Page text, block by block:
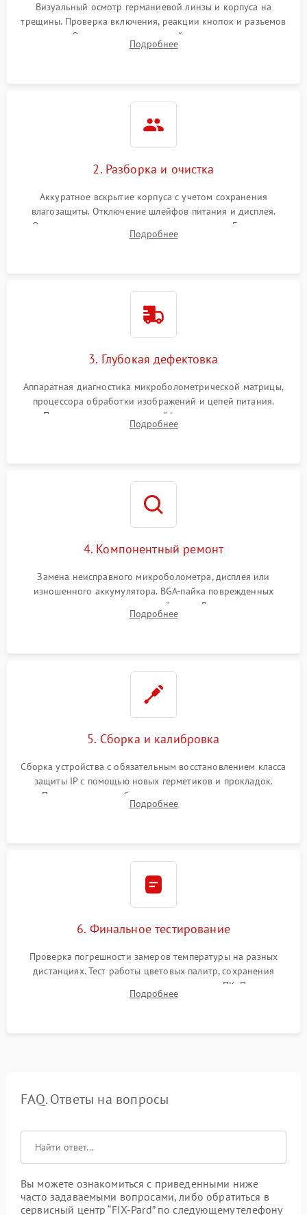
Визуальный осмотр германиевой линзы и корпуса на
трещины. Проверка включения, реакции кнопок и разъемов
зарядки. Оценка вывода тепловой сигнатуры на экран,
проверка базовых функций и считывание системных
Подробнее
2. Разборка и очистка
Аккуратное вскрытие корпуса с учетом сохранения
влагозащиты. Отключение шлейфов питания и дисплея.
Очистка внутренних плат от окислов и пыли. Бережная
обработка германиевого объектива специализированными
Подробнее
3. Глубокая дефектовка
Аппаратная диагностика микроболометрической матрицы,
процессора обработки изображений и цепей питания.
Проверка целостности шлейфов, модуля памяти и
интерфейсов связи. Выявление сгоревших SMD-компонентов
Подробнее
4. Компонентный ремонт
Замена неисправного микроболометра, дисплея или
изношенного аккумулятора. BGA-пайка поврежденных
контроллеров на материнской плате. Восстановление
разъемов и кнопок, замена поврежденных элементов
Подробнее
5. Сборка и калибровка
Сборка устройства с обязательным восстановлением класса
защиты IP с помощью новых герметиков и прокладок.
Программная калибровка матрицы по эталонному
абсолютно черному телу для точного измерения температур.
Подробнее
6. Финальное тестирование
Проверка погрешности замеров температуры на разных
дистанциях. Тест работы цветовых палитр, сохранения
термограмм в память и передачи данных на ПК. Проверка
автономности работы и итоговый контроль качества.
Подробнее
FAQ. Ответы на вопросы
Вы можете ознакомиться с приведенными ниже
часто задаваемыми вопросами, либо обратиться в
сервисный центр “FIX-Pard” по следующему телефону